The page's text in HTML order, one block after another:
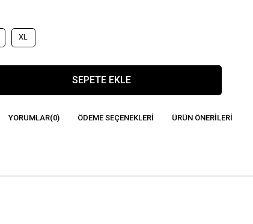
XL
YORUMLAR(0) ÖDEME SEÇENEKLERI ÜRÜN ÖNERILERI